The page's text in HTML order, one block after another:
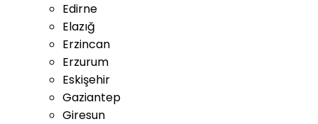
Edirne
Elazığ
Erzincan
Erzurum
Eskişehir
Gaziantep
Giresun